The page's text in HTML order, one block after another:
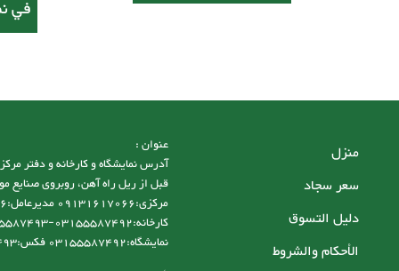
في
منزل
سعر سجاد
دليل التسوق
الأحكام والشروط
عنوان :
قبل از ریل راه آهن، روبروی صنایع
نمایشگاه:03155587492 فکس:03155587493